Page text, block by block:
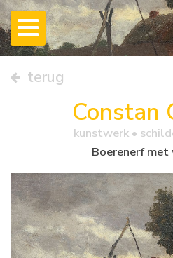
terug
Constan
kunstwerk •
Boerenerf